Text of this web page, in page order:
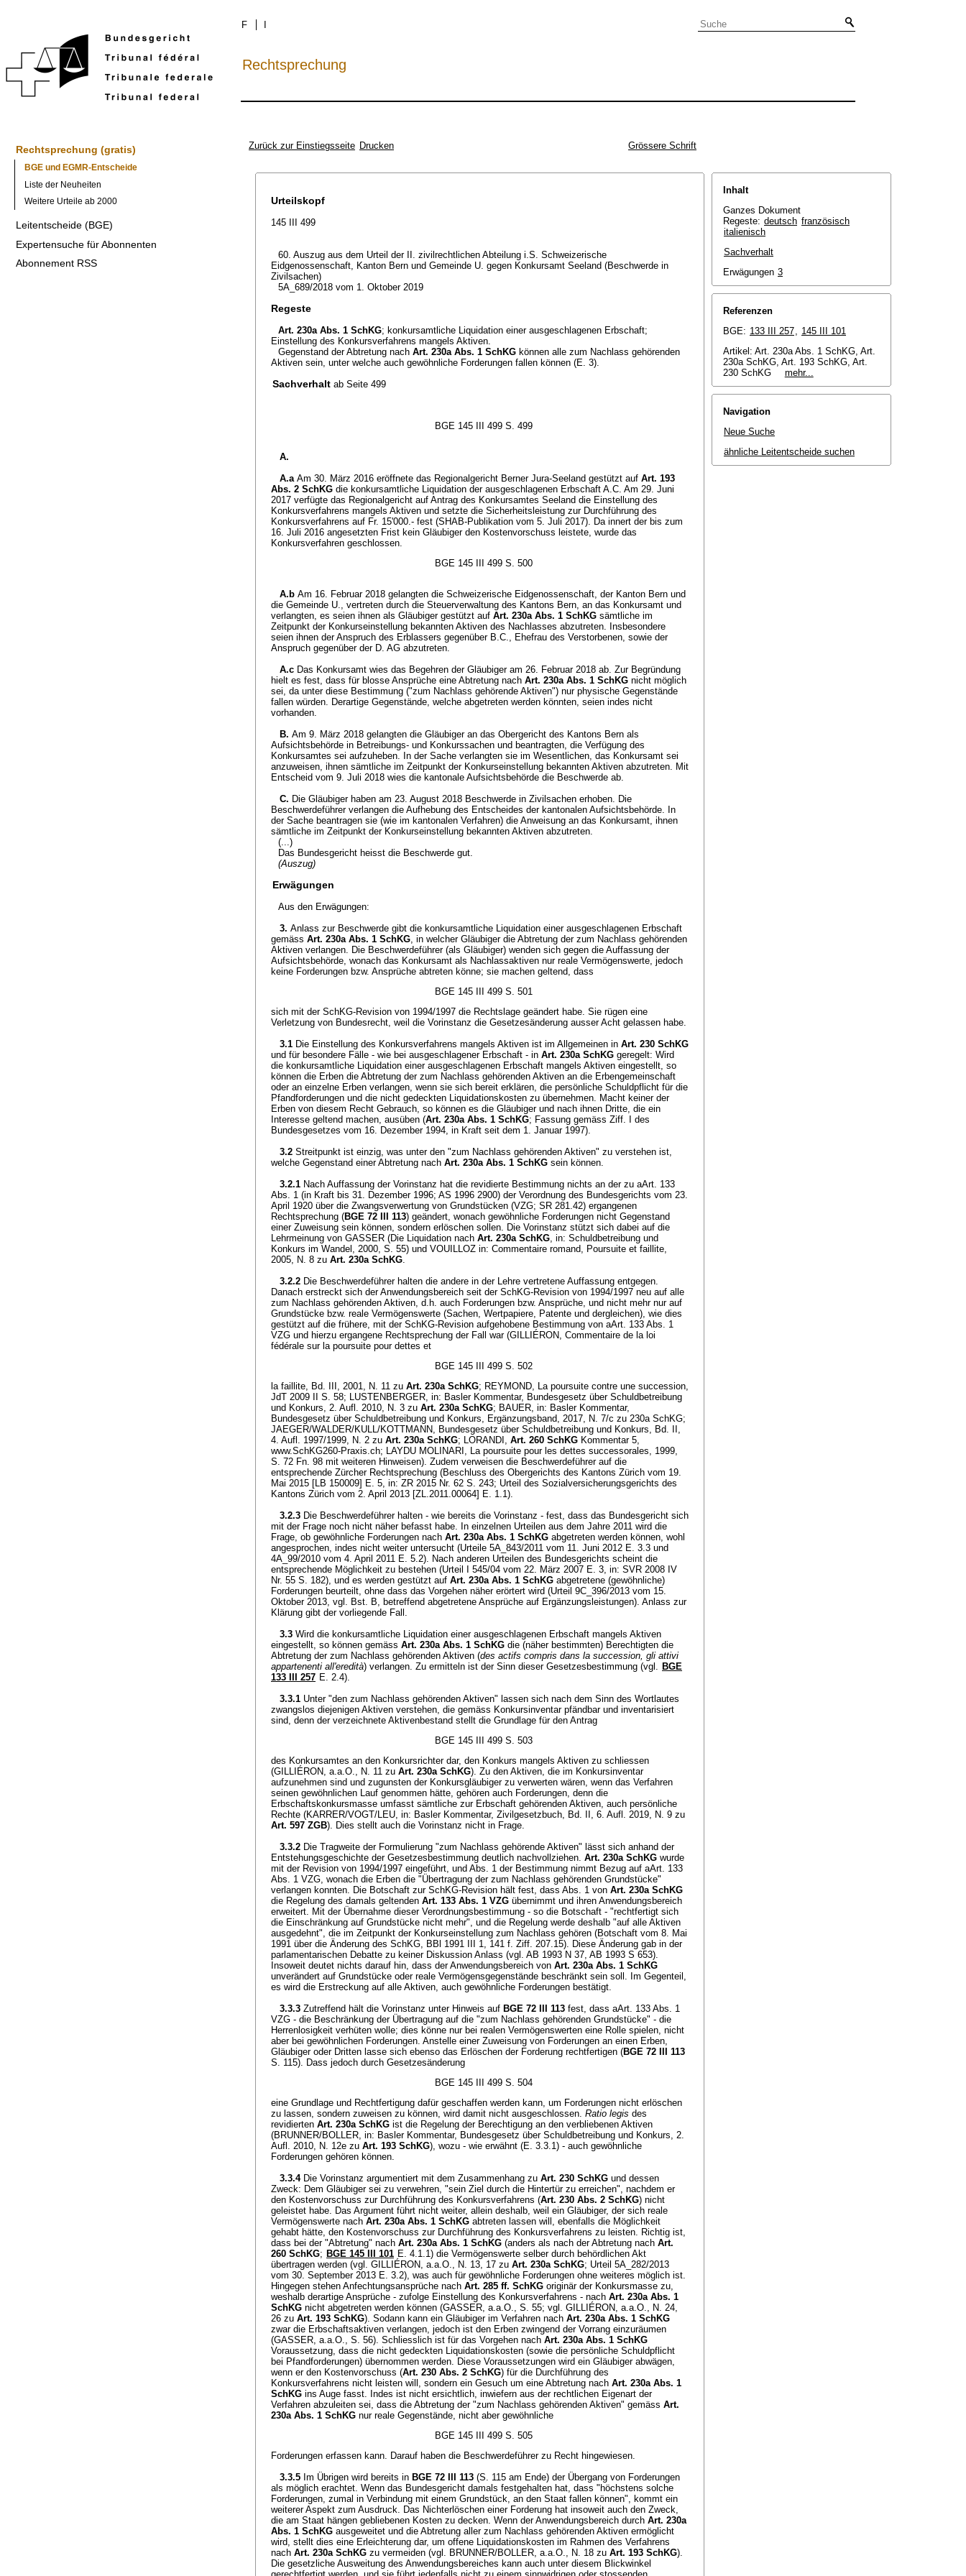
F
Rechtsprechung
Rechtsprechung (gratis)
BGE und EGMR-Entscheide
Liste der Neuheiten
Weitere Urteile ab 2000
Leitentscheide (BGE)
Expertensuche für Abonnenten
Abonnement RSS
Zurück zur Einstiegsseite Drucken Grössere Schrift
Urteilskopf
145 III 499
60. Auszug aus dem Urteil der II. zivilrechtlichen Abteilung i.S. Schweizerische
Eidgenossenschaft, Kanton Bern und Gemeinde U. gegen Konkursamt Seeland (Beschwerde in
Zivilsachen)
5A_689/2018 vom 1. Oktober 2019
Regeste
Art. 230a Abs. 1 SchKG; konkursamtliche Liquidation einer ausgeschlagenen Erbschaft;
Einstellung des Konkursverfahrens mangels Aktiven.
Gegenstand der Abtretung nach Art. 230a Abs. 1 SchKG können alle zum Nachlass gehörenden
Aktiven sein, unter welche auch gewöhnliche Forderungen fallen können (E. 3).
Sachverhalt ab Seite 499
BGE 145 III 499 S. 499
A.
A.a Am 30. März 2016 eröffnete das Regionalgericht Berner Jura-Seeland gestützt auf Art. 193
Abs. 2 SchKG die konkursamtliche Liquidation der ausgeschlagenen Erbschaft A.C. Am 29. Juni
2017 verfügte das Regionalgericht auf Antrag des Konkursamtes Seeland die Einstellung des
Konkursverfahrens mangels Aktiven und setzte die Sicherheitsleistung zur Durchführung des
Konkursverfahrens auf Fr. 15'000.- fest (SHAB-Publikation vom 5. Juli 2017). Da innert der bis zum
16. Juli 2016 angesetzten Frist kein Gläubiger den Kostenvorschuss leistete, wurde das
Konkursverfahren geschlossen.
BGE 145 III 499 S. 500
A.b Am 16. Februar 2018 gelangten die Schweizerische Eidgenossenschaft, der Kanton Bern und
die Gemeinde U., vertreten durch die Steuerverwaltung des Kantons Bern, an das Konkursamt und
verlangten, es seien ihnen als Gläubiger gestützt auf Art. 230a Abs. 1 SchKG sämtliche im
Zeitpunkt der Konkurseinstellung bekannten Aktiven des Nachlasses abzutreten. Insbesondere
seien ihnen der Anspruch des Erblassers gegenüber B.C., Ehefrau des Verstorbenen, sowie der
Anspruch gegenüber der D. AG abzutreten.
A.c Das Konkursamt wies das Begehren der Gläubiger am 26. Februar 2018 ab. Zur Begründung
hielt es fest, dass für blosse Ansprüche eine Abtretung nach Art. 230a Abs. 1 SchKG nicht möglich
sei, da unter diese Bestimmung ("zum Nachlass gehörende Aktiven") nur physische Gegenstände
fallen würden. Derartige Gegenstände, welche abgetreten werden könnten, seien indes nicht
vorhanden.
B. Am 9. März 2018 gelangten die Gläubiger an das Obergericht des Kantons Bern als
Aufsichtsbehörde in Betreibungs- und Konkurssachen und beantragten, die Verfügung des
Konkursamtes sei aufzuheben. In der Sache verlangten sie im Wesentlichen, das Konkursamt sei
anzuweisen, ihnen sämtliche im Zeitpunkt der Konkurseinstellung bekannten Aktiven abzutreten. Mit
Entscheid vom 9. Juli 2018 wies die kantonale Aufsichtsbehörde die Beschwerde ab.
C. Die Gläubiger haben am 23. August 2018 Beschwerde in Zivilsachen erhoben. Die
Beschwerdeführer verlangen die Aufhebung des Entscheides der kantonalen Aufsichtsbehörde. In
der Sache beantragen sie (wie im kantonalen Verfahren) die Anweisung an das Konkursamt, ihnen
sämtliche im Zeitpunkt der Konkurseinstellung bekannten Aktiven abzutreten.
(...)
Das Bundesgericht heisst die Beschwerde gut.
(Auszug)
Erwägungen
Aus den Erwägungen:
3. Anlass zur Beschwerde gibt die konkursamtliche Liquidation einer ausgeschlagenen Erbschaft
gemäss Art. 230a Abs. 1 SchKG, in welcher Gläubiger die Abtretung der zum Nachlass gehörenden
Aktiven verlangen. Die Beschwerdeführer (als Gläubiger) wenden sich gegen die Auffassung der
Aufsichtsbehörde, wonach das Konkursamt als Nachlassaktiven nur reale Vermögenswerte, jedoch
keine Forderungen bzw. Ansprüche abtreten könne; sie machen geltend, dass
BGE 145 III 499 S. 501
sich mit der SchKG-Revision von 1994/1997 die Rechtslage geändert habe. Sie rügen eine
Verletzung von Bundesrecht, weil die Vorinstanz die Gesetzesänderung ausser Acht gelassen habe.
3.1 Die Einstellung des Konkursverfahrens mangels Aktiven ist im Allgemeinen in Art. 230 SchKG
und für besondere Fälle - wie bei ausgeschlagener Erbschaft - in Art. 230a SchKG geregelt: Wird
die konkursamtliche Liquidation einer ausgeschlagenen Erbschaft mangels Aktiven eingestellt, so
können die Erben die Abtretung der zum Nachlass gehörenden Aktiven an die Erbengemeinschaft
oder an einzelne Erben verlangen, wenn sie sich bereit erklären, die persönliche Schuldpflicht für die
Pfandforderungen und die nicht gedeckten Liquidationskosten zu übernehmen. Macht keiner der
Erben von diesem Recht Gebrauch, so können es die Gläubiger und nach ihnen Dritte, die ein
Interesse geltend machen, ausüben (Art. 230a Abs. 1 SchKG; Fassung gemäss Ziff. I des
Bundesgesetzes vom 16. Dezember 1994, in Kraft seit dem 1. Januar 1997).
3.2 Streitpunkt ist einzig, was unter den "zum Nachlass gehörenden Aktiven" zu verstehen ist,
welche Gegenstand einer Abtretung nach Art. 230a Abs. 1 SchKG sein können.
3.2.1 Nach Auffassung der Vorinstanz hat die revidierte Bestimmung nichts an der zu aArt. 133
Abs. 1 (in Kraft bis 31. Dezember 1996; AS 1996 2900) der Verordnung des Bundesgerichts vom 23.
April 1920 über die Zwangsverwertung von Grundstücken (VZG; SR 281.42) ergangenen
Rechtsprechung (BGE 72 III 113) geändert, wonach gewöhnliche Forderungen nicht Gegenstand
einer Zuweisung sein können, sondern erlöschen sollen. Die Vorinstanz stützt sich dabei auf die
Lehrmeinung von GASSER (Die Liquidation nach Art. 230a SchKG, in: Schuldbetreibung und
Konkurs im Wandel, 2000, S. 55) und VOUILLOZ in: Commentaire romand, Poursuite et faillite,
2005, N. 8 zu Art. 230a SchKG.
3.2.2 Die Beschwerdeführer halten die andere in der Lehre vertretene Auffassung entgegen.
Danach erstreckt sich der Anwendungsbereich seit der SchKG-Revision von 1994/1997 neu auf alle
zum Nachlass gehörenden Aktiven, d.h. auch Forderungen bzw. Ansprüche, und nicht mehr nur auf
Grundstücke bzw. reale Vermögenswerte (Sachen, Wertpapiere, Patente und dergleichen), wie dies
gestützt auf die frühere, mit der SchKG-Revision aufgehobene Bestimmung von aArt. 133 Abs. 1
VZG und hierzu ergangene Rechtsprechung der Fall war (GILLIÉRON, Commentaire de la loi
fédérale sur la poursuite pour dettes et
BGE 145 III 499 S. 502
la faillite, Bd. III, 2001, N. 11 zu Art. 230a SchKG; REYMOND, La poursuite contre une succession,
JdT 2009 II S. 58; LUSTENBERGER, in: Basler Kommentar, Bundesgesetz über Schuldbetreibung
und Konkurs, 2. Aufl. 2010, N. 3 zu Art. 230a SchKG; BAUER, in: Basler Kommentar,
Bundesgesetz über Schuldbetreibung und Konkurs, Ergänzungsband, 2017, N. 7/c zu 230a SchKG;
JAEGER/WALDER/KULL/KOTTMANN, Bundesgesetz über Schuldbetreibung und Konkurs, Bd. II,
4. Aufl. 1997/1999, N. 2 zu Art. 230a SchKG; LORANDI, Art. 260 SchKG Kommentar 5,
www.SchKG260-Praxis.ch; LAYDU MOLINARI, La poursuite pour les dettes successorales, 1999,
S. 72 Fn. 98 mit weiteren Hinweisen). Zudem verweisen die Beschwerdeführer auf die
entsprechende Zürcher Rechtsprechung (Beschluss des Obergerichts des Kantons Zürich vom 19.
Mai 2015 [LB 150009] E. 5, in: ZR 2015 Nr. 62 S. 243; Urteil des Sozialversicherungsgerichts des
Kantons Zürich vom 2. April 2013 [ZL.2011.00064] E. 1.1).
3.2.3 Die Beschwerdeführer halten - wie bereits die Vorinstanz - fest, dass das Bundesgericht sich
mit der Frage noch nicht näher befasst habe. In einzelnen Urteilen aus dem Jahre 2011 wird die
Frage, ob gewöhnliche Forderungen nach Art. 230a Abs. 1 SchKG abgetreten werden können, wohl
angesprochen, indes nicht weiter untersucht (Urteile 5A_843/2011 vom 11. Juni 2012 E. 3.3 und
4A_99/2010 vom 4. April 2011 E. 5.2). Nach anderen Urteilen des Bundesgerichts scheint die
entsprechende Möglichkeit zu bestehen (Urteil I 545/04 vom 22. März 2007 E. 3, in: SVR 2008 IV
Nr. 55 S. 182), und es werden gestützt auf Art. 230a Abs. 1 SchKG abgetretene (gewöhnliche)
Forderungen beurteilt, ohne dass das Vorgehen näher erörtert wird (Urteil 9C_396/2013 vom 15.
Oktober 2013, vgl. Bst. B, betreffend abgetretene Ansprüche auf Ergänzungsleistungen). Anlass zur
Klärung gibt der vorliegende Fall.
3.3 Wird die konkursamtliche Liquidation einer ausgeschlagenen Erbschaft mangels Aktiven
eingestellt, so können gemäss Art. 230a Abs. 1 SchKG die (näher bestimmten) Berechtigten die
Abtretung der zum Nachlass gehörenden Aktiven (des actifs compris dans la succession, gli attivi
appartenenti all'eredità) verlangen. Zu ermitteln ist der Sinn dieser Gesetzesbestimmung (vgl. BGE
133 III 257 E. 2.4).
3.3.1 Unter "den zum Nachlass gehörenden Aktiven" lassen sich nach dem Sinn des Wortlautes
zwangslos diejenigen Aktiven verstehen, die gemäss Konkursinventar pfändbar und inventarisiert
sind, denn der verzeichnete Aktivenbestand stellt die Grundlage für den Antrag
BGE 145 III 499 S. 503
des Konkursamtes an den Konkursrichter dar, den Konkurs mangels Aktiven zu schliessen
(GILLIÉRON, a.a.O., N. 11 zu Art. 230a SchKG). Zu den Aktiven, die im Konkursinventar
aufzunehmen sind und zugunsten der Konkursgläubiger zu verwerten wären, wenn das Verfahren
seinen gewöhnlichen Lauf genommen hätte, gehören auch Forderungen, denn die
Erbschaftskonkursmasse umfasst sämtliche zur Erbschaft gehörenden Aktiven, auch persönliche
Rechte (KARRER/VOGT/LEU, in: Basler Kommentar, Zivilgesetzbuch, Bd. II, 6. Aufl. 2019, N. 9 zu
Art. 597 ZGB). Dies stellt auch die Vorinstanz nicht in Frage.
3.3.2 Die Tragweite der Formulierung "zum Nachlass gehörende Aktiven" lässt sich anhand der
Entstehungsgeschichte der Gesetzesbestimmung deutlich nachvollziehen. Art. 230a SchKG wurde
mit der Revision von 1994/1997 eingeführt, und Abs. 1 der Bestimmung nimmt Bezug auf aArt. 133
Abs. 1 VZG, wonach die Erben die "Übertragung der zum Nachlass gehörenden Grundstücke"
verlangen konnten. Die Botschaft zur SchKG-Revision hält fest, dass Abs. 1 von Art. 230a SchKG
die Regelung des damals geltenden Art. 133 Abs. 1 VZG übernimmt und ihren Anwendungsbereich
erweitert. Mit der Übernahme dieser Verordnungsbestimmung - so die Botschaft - "rechtfertigt sich
die Einschränkung auf Grundstücke nicht mehr", und die Regelung werde deshalb "auf alle Aktiven
ausgedehnt", die im Zeitpunkt der Konkurseinstellung zum Nachlass gehören (Botschaft vom 8. Mai
1991 über die Änderung des SchKG, BBl 1991 III 1, 141 f. Ziff. 207.15). Diese Änderung gab in der
parlamentarischen Debatte zu keiner Diskussion Anlass (vgl. AB 1993 N 37, AB 1993 S 653).
Insoweit deutet nichts darauf hin, dass der Anwendungsbereich von Art. 230a Abs. 1 SchKG
unverändert auf Grundstücke oder reale Vermögensgegenstände beschränkt sein soll. Im Gegenteil,
es wird die Erstreckung auf alle Aktiven, auch gewöhnliche Forderungen bestätigt.
3.3.3 Zutreffend hält die Vorinstanz unter Hinweis auf BGE 72 III 113 fest, dass aArt. 133 Abs. 1
VZG - die Beschränkung der Übertragung auf die "zum Nachlass gehörenden Grundstücke" - die
Herrenlosigkeit verhüten wolle; dies könne nur bei realen Vermögenswerten eine Rolle spielen, nicht
aber bei gewöhnlichen Forderungen. Anstelle einer Zuweisung von Forderungen an einen Erben,
Gläubiger oder Dritten lasse sich ebenso das Erlöschen der Forderung rechtfertigen (BGE 72 III 113
S. 115). Dass jedoch durch Gesetzesänderung
BGE 145 III 499 S. 504
eine Grundlage und Rechtfertigung dafür geschaffen werden kann, um Forderungen nicht erlöschen
zu lassen, sondern zuweisen zu können, wird damit nicht ausgeschlossen. Ratio legis des
revidierten Art. 230a SchKG ist die Regelung der Berechtigung an den verbliebenen Aktiven
(BRUNNER/BOLLER, in: Basler Kommentar, Bundesgesetz über Schuldbetreibung und Konkurs, 2.
Aufl. 2010, N. 12e zu Art. 193 SchKG), wozu - wie erwähnt (E. 3.3.1) - auch gewöhnliche
Forderungen gehören können.
3.3.4 Die Vorinstanz argumentiert mit dem Zusammenhang zu Art. 230 SchKG und dessen
Zweck: Dem Gläubiger sei zu verwehren, "sein Ziel durch die Hintertür zu erreichen", nachdem er
den Kostenvorschuss zur Durchführung des Konkursverfahrens (Art. 230 Abs. 2 SchKG) nicht
geleistet habe. Das Argument führt nicht weiter, allein deshalb, weil ein Gläubiger, der sich reale
Vermögenswerte nach Art. 230a Abs. 1 SchKG abtreten lassen will, ebenfalls die Möglichkeit
gehabt hätte, den Kostenvorschuss zur Durchführung des Konkursverfahrens zu leisten. Richtig ist,
dass bei der "Abtretung" nach Art. 230a Abs. 1 SchKG (anders als nach der Abtretung nach Art.
260 SchKG; BGE 145 III 101 E. 4.1.1) die Vermögenswerte selber durch behördlichen Akt
übertragen werden (vgl. GILLIÉRON, a.a.O., N. 13, 17 zu Art. 230a SchKG; Urteil 5A_282/2013
vom 30. September 2013 E. 3.2), was auch für gewöhnliche Forderungen ohne weiteres möglich ist.
Hingegen stehen Anfechtungsansprüche nach Art. 285 ff. SchKG originär der Konkursmasse zu,
weshalb derartige Ansprüche - zufolge Einstellung des Konkursverfahrens - nach Art. 230a Abs. 1
SchKG nicht abgetreten werden können (GASSER, a.a.O., S. 55; vgl. GILLIÉRON, a.a.O., N. 24,
26 zu Art. 193 SchKG). Sodann kann ein Gläubiger im Verfahren nach Art. 230a Abs. 1 SchKG
zwar die Erbschaftsaktiven verlangen, jedoch ist den Erben zwingend der Vorrang einzuräumen
(GASSER, a.a.O., S. 56). Schliesslich ist für das Vorgehen nach Art. 230a Abs. 1 SchKG
Voraussetzung, dass die nicht gedeckten Liquidationskosten (sowie die persönliche Schuldpflicht
bei Pfandforderungen) übernommen werden. Diese Voraussetzungen wird ein Gläubiger abwägen,
wenn er den Kostenvorschuss (Art. 230 Abs. 2 SchKG) für die Durchführung des
Konkursverfahrens nicht leisten will, sondern ein Gesuch um eine Abtretung nach Art. 230a Abs. 1
SchKG ins Auge fasst. Indes ist nicht ersichtlich, inwiefern aus der rechtlichen Eigenart der
Verfahren abzuleiten sei, dass die Abtretung der "zum Nachlass gehörenden Aktiven" gemäss Art.
230a Abs. 1 SchKG nur reale Gegenstände, nicht aber gewöhnliche
BGE 145 III 499 S. 505
Forderungen erfassen kann. Darauf haben die Beschwerdeführer zu Recht hingewiesen.
3.3.5 Im Übrigen wird bereits in BGE 72 III 113 (S. 115 am Ende) der Übergang von Forderungen
als möglich erachtet. Wenn das Bundesgericht damals festgehalten hat, dass "höchstens solche
Forderungen, zumal in Verbindung mit einem Grundstück, an den Staat fallen können", kommt ein
weiterer Aspekt zum Ausdruck. Das Nichterlöschen einer Forderung hat insoweit auch den Zweck,
die am Staat hängen gebliebenen Kosten zu decken. Wenn der Anwendungsbereich durch Art. 230a
Abs. 1 SchKG ausgeweitet und die Abtretung aller zum Nachlass gehörenden Aktiven ermöglicht
wird, stellt dies eine Erleichterung dar, um offene Liquidationskosten im Rahmen des Verfahrens
nach Art. 230a SchKG zu vermeiden (vgl. BRUNNER/BOLLER, a.a.O., N. 18 zu Art. 193 SchKG).
Die gesetzliche Ausweitung des Anwendungsbereiches kann auch unter diesem Blickwinkel
Inhalt
Ganzes Dokument
Regeste: deutsch französisch
italienisch
Sachverhalt
Erwägungen 3
Referenzen
BGE: 133 III 257, 145 III 101
Artikel: Art. 230a Abs. 1 SchKG, Art.
230a SchKG, Art. 193 SchKG, Art.
230 SchKG
mehr...
Navigation
Neue Suche
ähnliche Leitentscheide suchen